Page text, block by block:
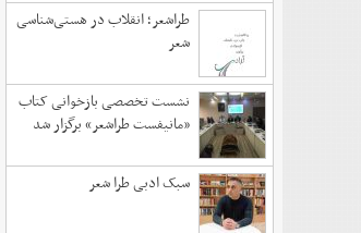
طراشعر؛ انقلاب در هستی‌شناسی
شعر
نشست تخصصی بازخوانی کتاب
«مانیفست طراشعر» برگزار شد
سبک ادبی طرا شعر